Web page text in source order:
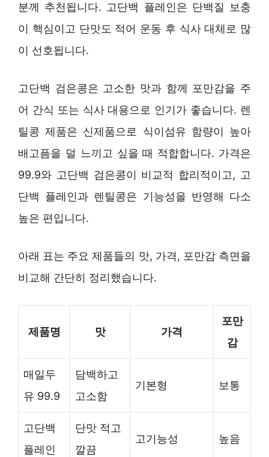
분께 추천됩니다. 고단백 플레인은 단백질 보충
이 핵심이고 단맛도 적어 운동 후 식사 대체로 많
이 선호됩니다.
고단백 검은콩은 고소한 맛과 함께 포만감을 주
어 간식 또는 식사 대용으로 인기가 좋습니다. 렌
틸콩 제품은 신제품으로 식이섬유 함량이 높아
배고픔을 덜 느끼고 싶을 때 적합합니다. 가격은
99.9와 고단백 검은콩이 비교적 합리적이고, 고
단백 플레인과 렌틸콩은 기능성을 반영해 다소
높은 편입니다.
아래 표는 주요 제품들의 맛, 가격, 포만감 측면을
비교해 간단히 정리했습니다.
제품명 맛 가격
포만
감
매일두
유 99.9
담백하고
고소함
기본형 보통
고단백
플레인
단맛 적고
깔끔
고기능성 높음